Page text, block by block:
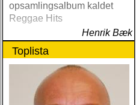
opsamlingsalbum kaldet
Reggae Hits
Henrik Bæk
Toplista